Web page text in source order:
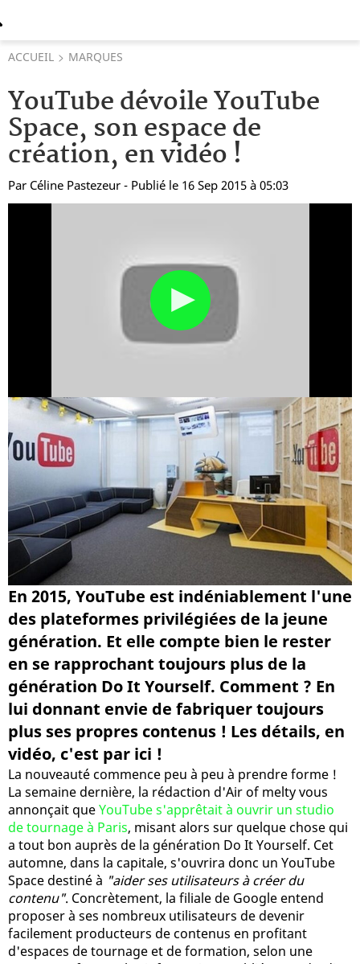
ACCUEIL MARQUES
YouTube dévoile YouTube
Space, son espace de
création, en vidéo !
Par Céline Pastezeur - Publié le 16 Sep 2015 à 05:03
En 2015, YouTube est indéniablement l'une
des plateformes privilégiées de la jeune
génération. Et elle compte bien le rester
en se rapprochant toujours plus de la
génération Do It Yourself. Comment ? En
lui donnant envie de fabriquer toujours
plus ses propres contenus ! Les détails, en
vidéo, c'est par ici !
La nouveauté commence peu à peu à prendre forme !
La semaine dernière, la rédaction d'Air of melty vous
annonçait queYouTube s'apprêtait à ouvrir un studio
de tournage à Paris, misant alors sur quelque chose qui
a tout bon auprès de la génération Do It Yourself. Cet
automne, dans la capitale, s'ouvrira donc un YouTube
Space destiné à "aider ses utilisateurs à créer du
contenu". Concrètement, la filiale de Google entend
proposer à ses nombreux utilisateurs de devenir
facilement producteurs de contenus en profitant
d'espaces de tournage et de formation, selon une